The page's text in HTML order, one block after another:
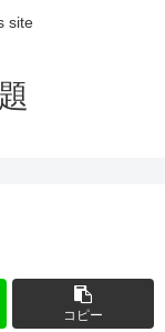
site
コピー